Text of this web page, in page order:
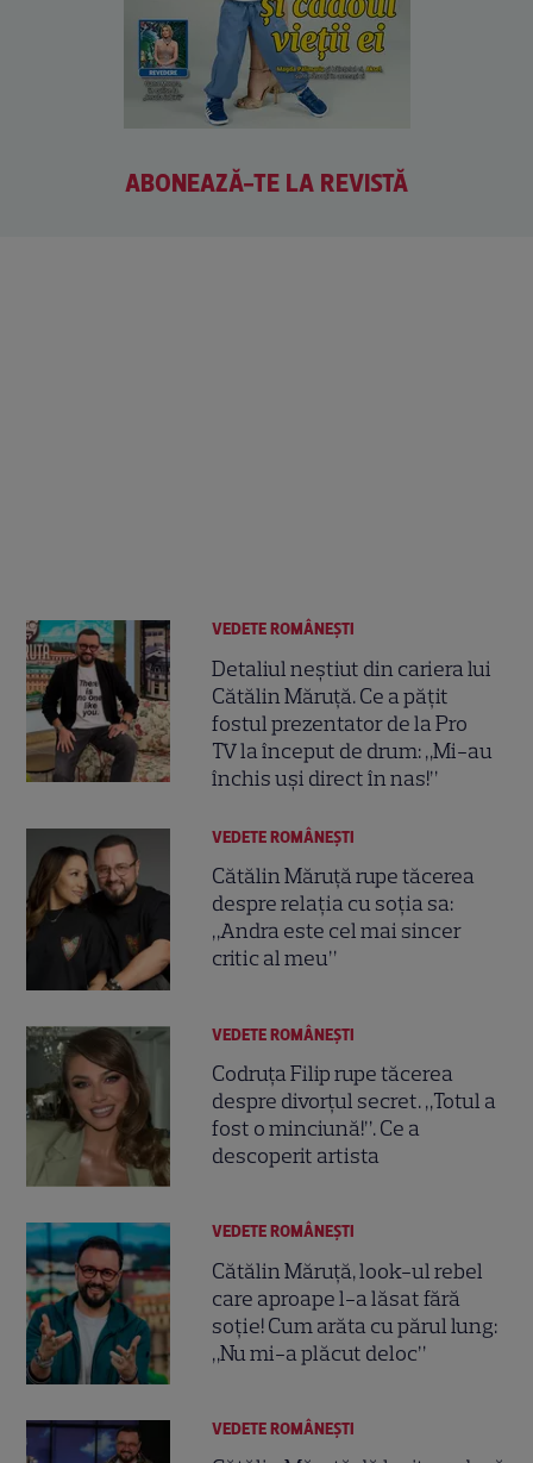
ABONEAZĂ-TE LA REVISTĂ
VEDETE ROMÂNEŞTI
Detaliul neștiut din cariera lui
Cătălin Măruță. Ce a pățit
fostul prezentator de la Pro
TV la început de drum: „Mi-au
închis uși direct în nas!”
VEDETE ROMÂNEŞTI
Cătălin Măruță rupe tăcerea
despre relația cu soția sa:
„Andra este cel mai sincer
critic al meu”
VEDETE ROMÂNEŞTI
Codruța Filip rupe tăcerea
despre divorțul secret. „Totul a
fost o minciună!”. Ce a
descoperit artista
VEDETE ROMÂNEŞTI
Cătălin Măruță, look-ul rebel
care aproape l-a lăsat fără
soție! Cum arăta cu părul lung:
„Nu mi-a plăcut deloc”
VEDETE ROMÂNEŞTI